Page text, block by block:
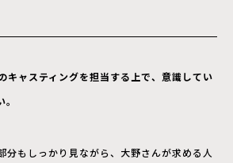
ャスティングを担当する上で、意識してい
分もしっかり見ながら、大野さんが求める人